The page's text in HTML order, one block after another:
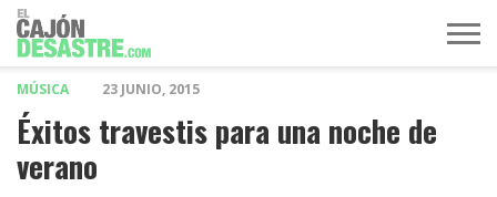
MÚSICA 23 JUNIO, 2015
Éxitos travestis para una noche de
verano